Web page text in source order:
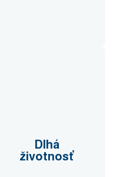
Dlhá
životnosť